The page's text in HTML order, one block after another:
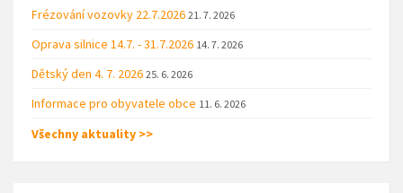
Frézování vozovky 22.7.2026 21. 7. 2026
Oprava silnice 14.7. - 31.7.2026 14. 7. 2026
Dětský den 4. 7. 2026 25. 6. 2026
Informace pro obyvatele obce 11. 6. 2026
Všechny aktuality >>